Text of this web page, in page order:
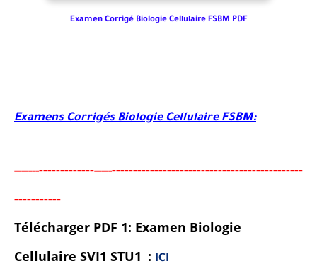
Examen Corrigé Biologie Cellulaire FSBM PDF
Examens Corrigés Biologie Cellulaire FSBM:
----------------------------------------------------------------------
-----------
Télécharger PDF 1: Examen Biologie
Cellulaire SVI1 STU1 : ICI